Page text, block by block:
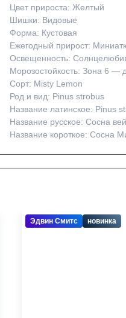
Цвет прироста: Желтый
Шишки: Видовые
Форма: Кустовая
Ежегодный прирост:
Освещенность:
Морозостойкость: Зона 6 —
Сорт: Misty Lemon
Род и вид: Pinus strobus
Название латинское: Pinus
Название русское: Сосна
Название короткое: Сосна
Эдвин Смитс новинка